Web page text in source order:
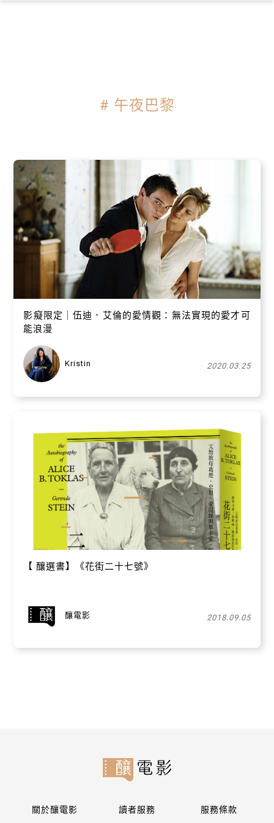
# 午夜巴黎
影癡限定｜伍迪．艾倫的愛情觀：無法實現的愛才可
能浪漫
Kristin 2020.03.25
【​ 釀選書】《花街二十七號》
釀電影 2018.09.05
關於釀電影 讀者服務 服務條款
關閉